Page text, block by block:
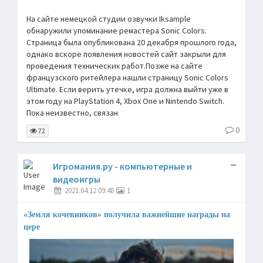
На сайте немецкой студии озвучки Iksample
обнаружили упоминание ремастера Sonic Colors.
Страница была опубликована 20 декабря прошлого года,
однако вскоре появления новостей сайт закрыли для
проведения технических работ.Позже на сайте
французского ритейлера нашли страницу Sonic Colors
Ultimate. Если верить утечке, игра должна выйти уже в
этом году на PlayStation 4, Xbox One и Nintendo Switch.
Пока неизвестно, связан
72 0
Игромания.ру - компьютерные и
видеоигры
2021.04.12 09:48 1
«Земля кочевников» получила важнейшие награды на
цере